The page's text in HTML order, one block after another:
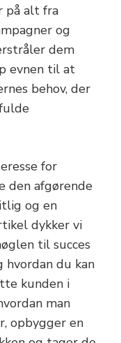
på alt fra
og
dem
evnen til at
behov, der
for
den afgørende
og en
dykker vi
til succes
hvordan du kan
kunden i
man
opbygger en